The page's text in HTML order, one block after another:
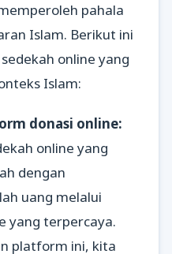
pahala
Islam. Berikut ini
online yang
Islam:
donasi online:
online yang
dengan
uang melalui
yang terpercaya.
platform ini, kita